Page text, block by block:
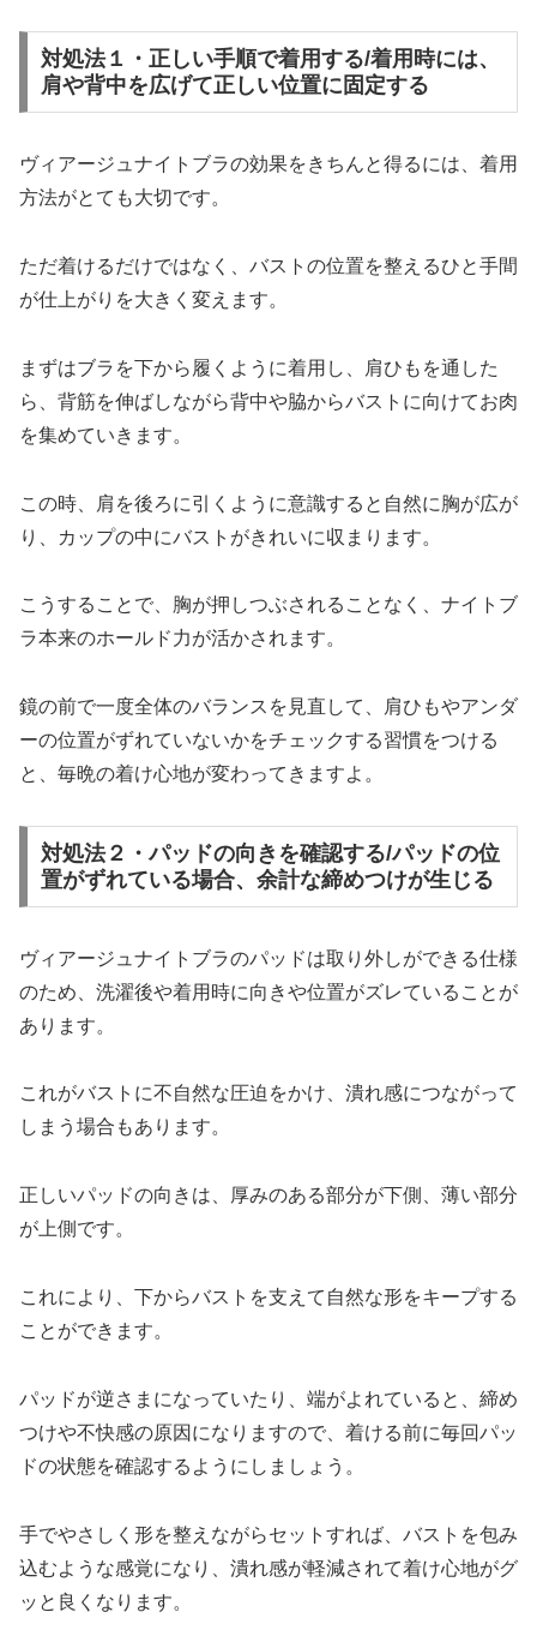
対処法１・正しい手順で着用する/着用時には、
肩や背中を広げて正しい位置に固定する
ヴィアージュナイトブラの効果をきちんと得るには、着用
方法がとても大切です。
ただ着けるだけではなく、バストの位置を整えるひと手間
が仕上がりを大きく変えます。
まずはブラを下から履くように着用し、肩ひもを通した
ら、背筋を伸ばしながら背中や脇からバストに向けてお肉
を集めていきます。
この時、肩を後ろに引くように意識すると自然に胸が広が
り、カップの中にバストがきれいに収まります。
こうすることで、胸が押しつぶされることなく、ナイトブ
ラ本来のホールド力が活かされます。
鏡の前で一度全体のバランスを見直して、肩ひもやアンダ
ーの位置がずれていないかをチェックする習慣をつける
と、毎晩の着け心地が変わってきますよ。
対処法２・パッドの向きを確認する/パッドの位
置がずれている場合、余計な締めつけが生じる
ヴィアージュナイトブラのパッドは取り外しができる仕様
のため、洗濯後や着用時に向きや位置がズレていることが
あります。
これがバストに不自然な圧迫をかけ、潰れ感につながって
しまう場合もあります。
正しいパッドの向きは、厚みのある部分が下側、薄い部分
が上側です。
これにより、下からバストを支えて自然な形をキープする
ことができます。
パッドが逆さまになっていたり、端がよれていると、締め
つけや不快感の原因になりますので、着ける前に毎回パッ
ドの状態を確認するようにしましょう。
手でやさしく形を整えながらセットすれば、バストを包み
込むような感覚になり、潰れ感が軽減されて着け心地がグ
ッと良くなります。